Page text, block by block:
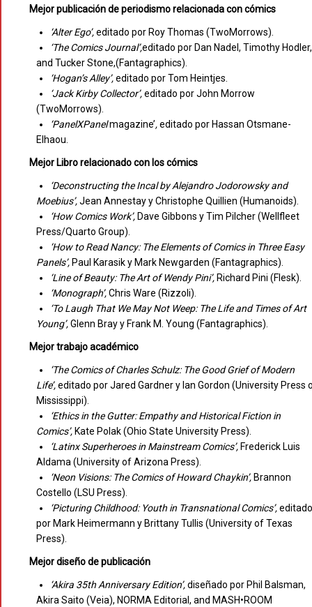
Mejor publicación de periodismo relacionada con cómics
‘Alter Ego’,editado por Roy Thomas (TwoMorrows).
‘The Comics Journal’,editado por Dan Nadel, Timothy Hodler,
and Tucker Stone,(Fantagraphics).
‘Hogan’s Alley’,editado por Tom Heintjes.
‘Jack Kirby Collector’,editado por John Morrow
(TwoMorrows).
‘PanelXPanelmagazine’,editado por Hassan Otsmane-
Elhaou.
Mejor Libro relacionado con los cómics
‘Deconstructing the Incal by Alejandro Jodorowsky and
Moebius’,Jean Annestay y Christophe Quillien (Humanoids).
‘How Comics Work’, Dave Gibbons y Tim Pilcher (Wellfleet
Press/Quarto Group).
‘How to Read Nancy: The Elements of Comics in Three Easy
Panels’, Paul Karasik y Mark Newgarden (Fantagraphics).
‘Line of Beauty: The Art of Wendy Pini’, Richard Pini (Flesk).
‘Monograph’,Chris Ware (Rizzoli).
‘To Laugh That We May Not Weep: The Life and Times of Art
Young’,Glenn Bray y Frank M. Young (Fantagraphics).
Mejor trabajo académico
‘The Comics of Charles Schulz: The Good Grief of Modern
Life’,editado por Jared Gardner y Ian Gordon (University Press
Mississippi).
‘Ethics in the Gutter: Empathy and Historical Fiction in
Comics’, Kate Polak (Ohio State University Press).
‘Latinx Superheroes in Mainstream Comics’, Frederick Luis
Aldama (University of Arizona Press).
‘Neon Visions: The Comics of Howard Chaykin’, Brannon
Costello (LSU Press).
‘Picturing Childhood: Youth in Transnational Comics’,editado
por Mark Heimermann y Brittany Tullis (University of Texas
Press).
Mejor diseño de publicación
‘Akira 35th Anniversary Edition’,diseñado por Phil Balsman,
Akira Saito (Veia), NORMA Editorial, and MASH•ROOM